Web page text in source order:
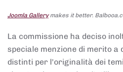
Joomla Gallerymakes it better.
La commissione ha deciso
speciale menzione di merito a
distinti per l'originalità dei